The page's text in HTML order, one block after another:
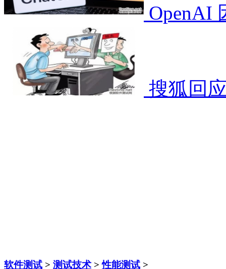
OpenAI
搜狐回
软件测试 > 测试技术 >性能测试 >